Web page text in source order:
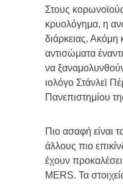
Στους
κρυολόγημα, η
διάρκειας.
αντισώματα
να
ιολόγο Στάνλεϊ
Πανεπιστημίου
Πιο ασαφή είναι
άλλους πιο
έχουν προκαλέσει
MERS. Τα